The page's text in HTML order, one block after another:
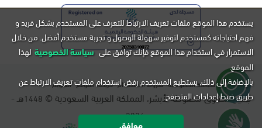
سياسة الخصوصية شروط الاستخدام خريطة الموقع التقويم
جميع الحقوق محفوظة لأبشر، المملكة العربية السعودية © 1448هـ -
2026م.
يستخدم هذا الموقع ملفات تعريف الارتباط للتعرف على المستخدم بشكل فريد و
فهم احتياجاته كمستخدم لتوفير سهولة الوصول و تجربة مستخدم أفضل. من خلال
الاستمرار في استخدام هذا الموقع فإنك توافق على سياسة الخصوصية لهذا
الموقع.
بالإضافة إلى ذلك, يستطيع المستخدم رفض استخدام ملفات تعريف الارتباط عن
طريق ضبط إعدادات المتصفح.
موافق